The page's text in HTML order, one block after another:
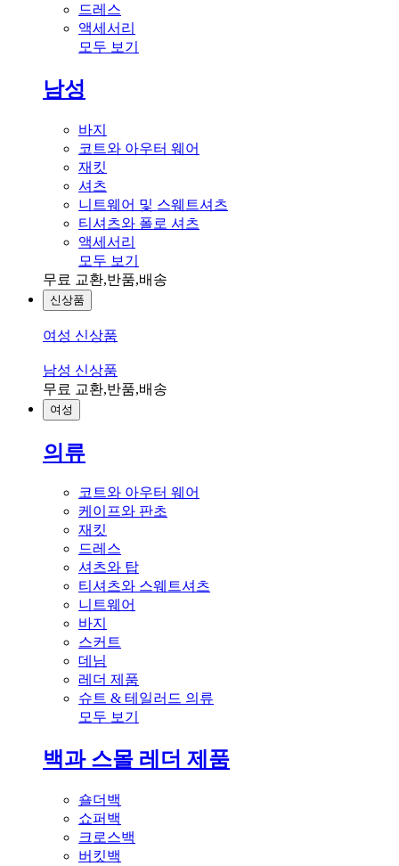
드레스
액세서리
모두 보기
남성
바지
코트와 아우터 웨어
재킷
셔츠
니트웨어 및 스웨트셔츠
티셔츠와 폴로 셔츠
액세서리
모두 보기
무료 교환,반품,배송
신상품
여성 신상품
남성 신상품
무료 교환,반품,배송
여성
의류
코트와 아우터 웨어
케이프와 판초
재킷
드레스
셔츠와 탑
티셔츠와 스웨트셔츠
니트웨어
바지
스커트
데님
레더 제품
슈트 & 테일러드 의류
모두 보기
백과 스몰 레더 제품
숄더백
쇼퍼백
크로스백
버킷백